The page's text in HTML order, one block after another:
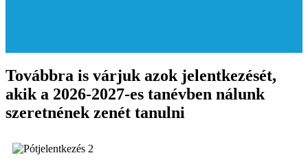
Továbbra is várjuk azok jelentkezését,
akik a 2026-2027-es tanévben nálunk
szeretnének zenét tanulni